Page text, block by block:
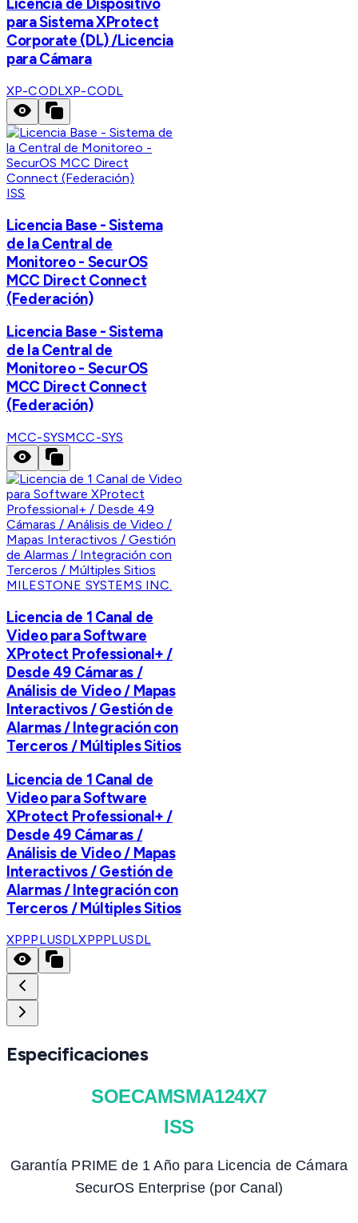
Licencia de Dispositivo
para Sistema XProtect
Corporate (DL) /Licencia
para Cámara
XP-CODLXP-CODL
ISS
Licencia Base - Sistema
de la Central de
Monitoreo - SecurOS
MCC Direct Connect
(Federación)
Licencia Base - Sistema
de la Central de
Monitoreo - SecurOS
MCC Direct Connect
(Federación)
MCC-SYSMCC-SYS
MILESTONE SYSTEMS INC.
Licencia de 1 Canal de
Video para Software
XProtect Professional+ /
Desde 49 Cámaras /
Análisis de Video / Mapas
Interactivos / Gestión de
Alarmas / Integración con
Terceros / Múltiples Sitios
Licencia de 1 Canal de
Video para Software
XProtect Professional+ /
Desde 49 Cámaras /
Análisis de Video / Mapas
Interactivos / Gestión de
Alarmas / Integración con
Terceros / Múltiples Sitios
XPPPLUSDLXPPPLUSDL
Especificaciones
SOECAMSMA124X7
ISS
Garantía PRIME de 1 Año para Licencia de Cámara
SecurOS Enterprise (por Canal)